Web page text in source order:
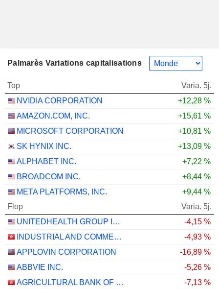
Palmarès Variations capitalisations
Top
Varia. 5j.
NVIDIA CORPORATION
+12,28 %
AMAZON.COM, INC.
+15,61 %
MICROSOFT CORPORATION
+10,81 %
SK HYNIX INC.
+13,09 %
ALPHABET INC.
+7,22 %
BROADCOM INC.
+8,44 %
META PLATFORMS, INC.
+9,44 %
Flop
Varia. 5j.
UNITEDHEALTH GROUP INC.
-4,15 %
INDUSTRIAL AND COMMERCIAL BANK OF CHINA LIMITED
-4,93 %
APPLOVIN CORPORATION
-16,89 %
ABBVIE INC.
-5,26 %
AGRICULTURAL BANK OF CHINA LIMITED
-7,13 %